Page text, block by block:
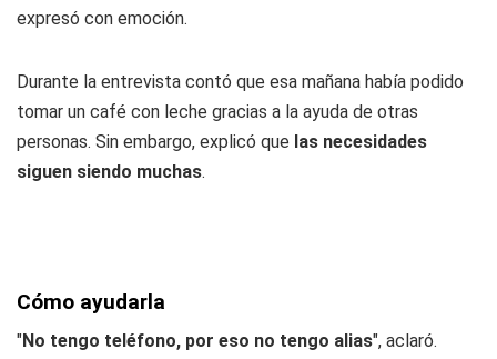
expresó con emoción.
Durante la entrevista contó que esa mañana había podido
tomar un café con leche gracias a la ayuda de otras
personas. Sin embargo, explicó que las necesidades
siguen siendo muchas.
Cómo ayudarla
"No tengo teléfono, por eso no tengo alias", aclaró.